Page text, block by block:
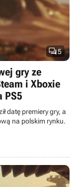
5
gry ze
i Xboxie
PS5
datę premiery gry, a
na polskim rynku.